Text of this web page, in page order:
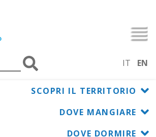
SCOPRI IL TERRITORIO
DOVE MANGIARE
DOVE DORMIRE
IT EN